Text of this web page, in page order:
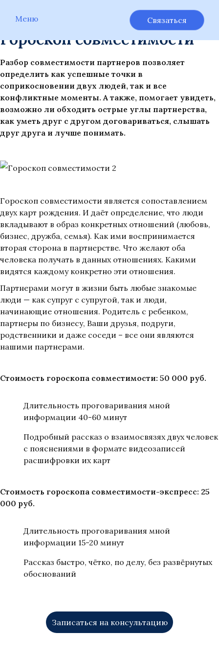
Меню Связаться
Гороскоп совместимости
Гороскоп совместимости
Разбор совместимости партнеров позволяет
определить как успешные точки в
соприкосновении двух людей, так и все
конфликтные моменты. А также, помогает увидеть,
возможно ли обходить острые углы партнерства,
как уметь друг с другом договариваться, слышать
друг друга и лучше понимать.
Гороскоп совместимости является сопоставлением
двух карт рождения. И даёт определение, что люди
вкладывают в образ конкретных отношений (любовь,
бизнес, дружба, семья). Как ими воспринимается
вторая сторона в партнерстве. Что желают оба
человека получать в данных отношениях. Какими
видятся каждому конкретно эти отношения.
Партнерами могут в жизни быть любые знакомые
люди — как супруг с супругой, так и люди,
начинающие отношения. Родитель с ребенком,
партнеры по бизнесу, Ваши друзья, подруги,
родственники и даже соседи – все они являются
нашими партнерами.
Стоимость гороскопа совместимости: 50 000 руб.
Длительность проговаривания мной
информации 40-60 минут
Подробный рассказ о взаимосвязях двух человек
с пояснениями в формате видеозаписей
расшифровки их карт
Стоимость гороскопа совместимости-экспресс: 25
000 руб.
Длительность проговаривания мной
информации 15-20 минут
Рассказ быстро, чётко, по делу, без развёрнутых
обоснований
Записаться на консультацию